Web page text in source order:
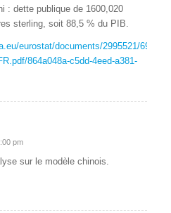
: dette publique de 1600,020
sterling, soit 88,5 % du PIB.
eurostat/documents/2995521/
864a048a-c5dd-4eed-a381-
pm
sur le modèle chinois.